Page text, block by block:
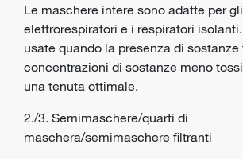
Le maschere intere sono adatte per gli
elettrorespiratori e i respiratori
usate quando la presenza di
concentrazioni di sostanze meno
una tenuta ottimale.
2./3. Semimaschere/quarti di
maschera/semimaschere filtranti